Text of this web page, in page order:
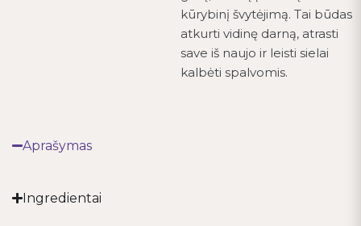
kūrybinį švytėjimą. Tai būdas
atkurti vidinę darną, atrasti
save iš naujo ir leisti sielai
kalbėti spalvomis.
Aprašymas
Ingredientai